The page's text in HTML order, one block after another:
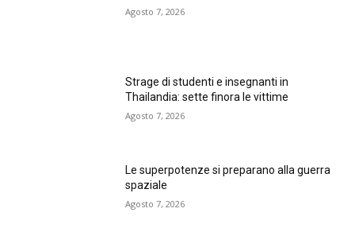
Agosto 7, 2026
Strage di studenti e insegnanti in
Thailandia: sette finora le vittime
Agosto 7, 2026
Le superpotenze si preparano alla guerra
spaziale
Agosto 7, 2026